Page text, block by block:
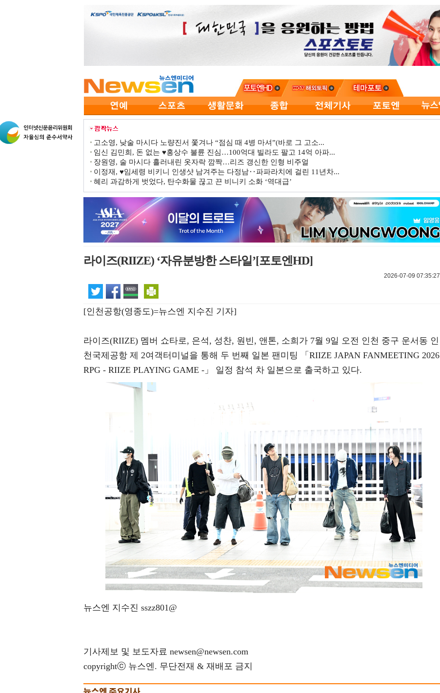
고소영, 낮술 마시다 노량진서 쫓겨나 “점심 때 4병 마셔”(바로 그 고소...
임신 김민희, 돈 없는 ♥홍상수 불륜 진심…100억대 빌라도 팔고 14억 아파...
장원영, 술 마시다 흘러내린 옷자락 깜짝…리즈 갱신한 인형 비주얼
이정재, ♥임세령 비키니 인생샷 남겨주는 다정남‥파파라치에 걸린 11년차...
혜리 과감하게 벗었다, 탄수화물 끊고 끈 비니키 소화 ‘역대급’
라이즈(RIIZE) ‘자유분방한 스타일’[포토엔HD]
2026-07-09 07:35:27
[인천공항(영종도)=뉴스엔 지수진 기자]
라이즈(RIIZE) 멤버 쇼타로, 은석, 성찬, 원빈, 앤톤, 소희가 7월 9일 오전 인천 중구 운서동 인
천국제공항 제 2여객터미널을 통해 두 번째 일본 팬미팅 「RIIZE JAPAN FANMEETING 2026
RPG - RIIZE PLAYING GAME -」 일정 참석 차 일본으로 출국하고 있다.
뉴스엔 지수진 sszz801@
기사제보 및 보도자료 newsen@newsen.com
copyrightⓒ 뉴스엔. 무단전재 & 재배포 금지